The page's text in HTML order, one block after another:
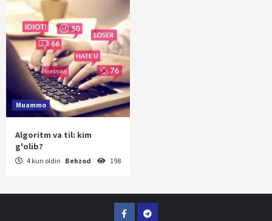
Muammo
Algoritm va til: kim
g'olib?
4 kun oldin Behzod 198
FacebookTelegram